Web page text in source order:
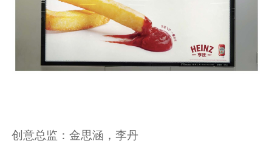
创意总监：金思涵，李丹